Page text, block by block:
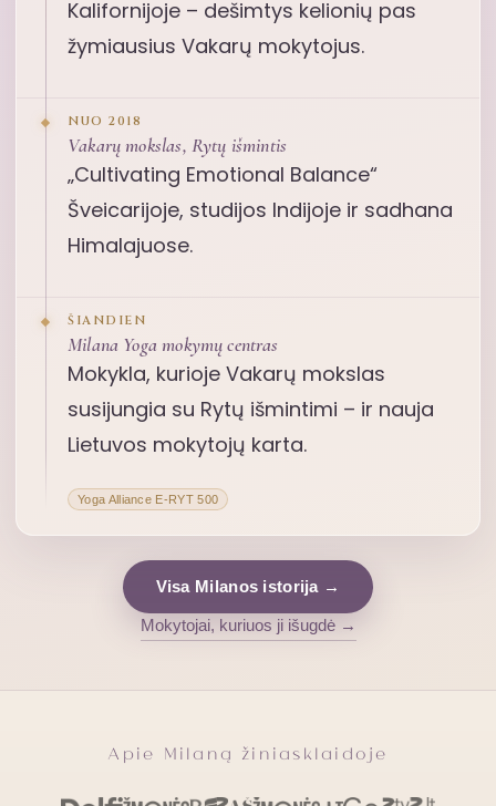
Kalifornijoje – dešimtys kelionių pas
žymiausius Vakarų mokytojus.
NUO 2018
Vakarų mokslas, Rytų išmintis
„Cultivating Emotional Balance“
Šveicarijoje, studijos Indijoje ir sadhana
Himalajuose.
ŠIANDIEN
Milana Yoga mokymų centras
Mokykla, kurioje Vakarų mokslas
susijungia su Rytų išmintimi – ir nauja
Lietuvos mokytojų karta.
Yoga Alliance E-RYT 500
Visa Milanos istorija →
Mokytojai, kuriuos ji išugdė →
Apie Milaną žiniasklaidoje